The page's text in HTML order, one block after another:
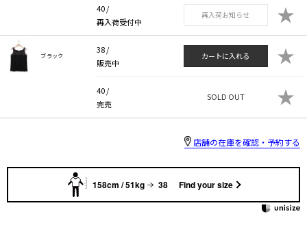
40 /
再入荷受付中
再入荷お知らせ ★
ブラック
38 /
販売中
カートに入れる ★
40 /
完売
SOLD OUT ★
店舗の在庫を確認・予約する
158cm / 51kg 38 Find your size